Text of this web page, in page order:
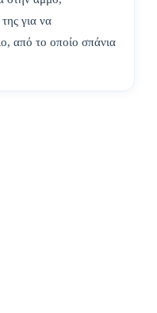
για να
από το οποίο σπάνια